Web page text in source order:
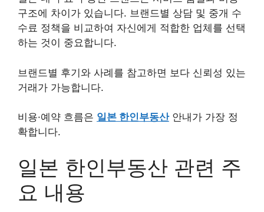
구조에 차이가 있습니다. 브랜드별 상담 및 중개 수
수료 정책을 비교하여 자신에게 적합한 업체를 선택
하는 것이 중요합니다.
브랜드별 후기와 사례를 참고하면 보다 신뢰성 있는
거래가 가능합니다.
비용·예약 흐름은 일본 한인부동산안내가 가장 정
확합니다.
일본 한인부동산 관련 주
요 내용